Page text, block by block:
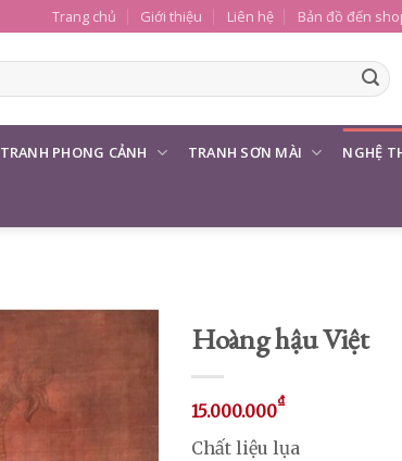
Trang chủ Giới thiệu Liên hệ Bản đồ đến
TRANH PHONG CẢNH TRANH SƠN MÀI NGHỆ
Hoàng hậu Việt
15.000.000₫
Chất liệu lụa